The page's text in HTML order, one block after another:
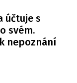
účtuje s
svém.
nepoznání